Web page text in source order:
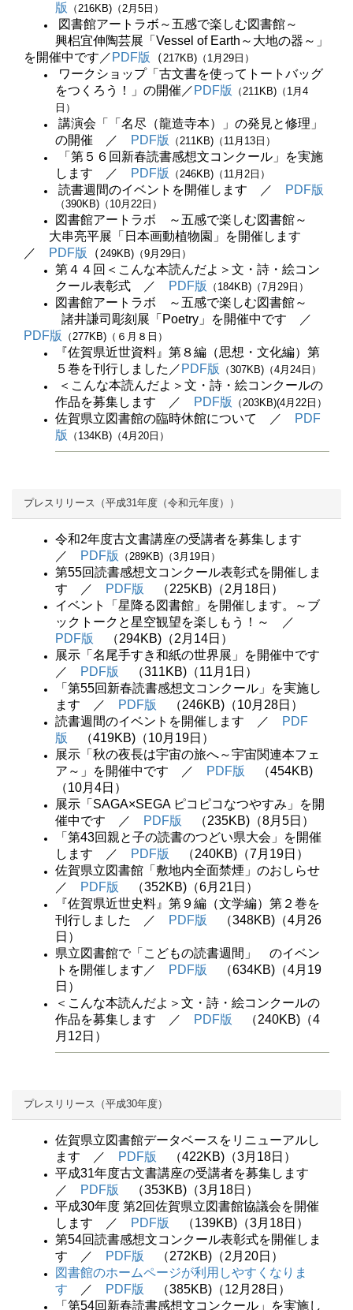
版
（216KB)（2月5日）
図書館アートラボ～五感で楽しむ図書館～
興梠宜伸陶芸展「Vessel of Earth～大地の器～」
を開催中です／ PDF版 （217KB)（1月29日）
ワークショップ「古文書を使ってトートバッグ
をつくろう！」の開催／ PDF版
（211KB)（1月4
日）
講演会「「名尽（龍造寺本）」の発見と修理」
の開催 ／
PDF版 （211KB)（11月13日）
「第５６回新春読書感想文コンクール」を実施
します ／
PDF版 （246KB)（11月2日）
読書週間のイベントを開催します ／ PDF版
（390KB)（10月22日）
図書館アートラボ ～五感で楽しむ図書館～
大串亮平展「日本画動植物園」を開催します
／
PDF版 （249KB)（9月29日）
第４４回＜こんな本読んだよ＞文・詩・絵コン
クール表彰式 ／
PDF版 （184KB)（7月29日）
図書館アートラボ ～五感で楽しむ図書館～
諸井謙司彫刻展「Poetry」を開催中です ／
PDF版
（277KB)（６月８日）
『佐賀県近世資料』第８編（思想・文化編）第
５巻を刊行しました／ PDF版 （307KB)（4月24日）
＜こんな本読んだよ＞文・詩・絵コンクールの
作品を募集します ／
PDF版 （203KB)(4月22日）
佐賀県立図書館の臨時休館について ／
PDF
版
（134KB)（4月20日）
プレスリリース（平成31年度（令和元年度））
令和2年度古文書講座の受講者を募集します
／
PDF版 （289KB)（3月19日）
第55回読書感想文コンクール表彰式を開催しま
す ／
PDF版
（225KB)（2月18日）
イベント「星降る図書館」を開催します。～ブ
ックトークと星空観望を楽しもう！～ ／
PDF版
（294KB)（2月14日）
展示「名尾手すき和紙の世界展」を開催中です
／
PDF版
（311KB)（11月1日）
「第55回新春読書感想文コンクール」を実施し
ます
／ PDF版
（246KB)（10月28日）
読書週間のイベントを開催します ／
PDF
版
（419KB)（10月19日）
展示「秋の夜長は宇宙の旅へ～宇宙関連本フェ
ア～」を開催中です ／
PDF版
（454KB)
（10月4日）
展示「SAGA×SEGA ピコピコなつやすみ」を開
催中です ／
PDF版
（235KB)（8月5日）
「第43回親と子の読書のつどい県大会」を開催
します
／ PDF版
（240KB)（7月19日）
佐賀県立図書館「敷地内全面禁煙」のおしらせ
／
PDF版
（352KB)（6月21日）
『佐賀県近世史料』第９編（文学編）第２巻を
刊行しました ／
PDF版
（348KB)（4月26
日）
県立図書館で「こどもの読書週間」 のイベン
トを開催します／
PDF版
（634KB)（4月19
日）
＜こんな本読んだよ＞文・詩・絵コンクールの
作品を募集します ／
PDF版
（240KB)（4
月12日）
プレスリリース（平成30年度）
佐賀県立図書館データベースをリニューアルし
ます ／
PDF版
（422KB)（3月18日）
平成31年度古文書講座の受講者を募集します
／
PDF版
（353KB)（3月18日）
平成30年度 第2回佐賀県立図書館協議会を開催
します ／
PDF版
（139KB)（3月18日）
第54回読書感想文コンクール表彰式を開催しま
す ／
PDF版
（272KB)（2月20日）
図書館のホームページが利用しやすくなりま
す ／ PDF版
（385KB)（12月28日）
「第54回新春読書感想文コンクール」を実施し